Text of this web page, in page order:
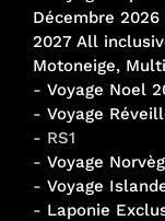
Décembre
2027 All
Motoneige,
- Voyage Noel
- Voyage
- RS1
- Voyage
- Voyage
- Laponie